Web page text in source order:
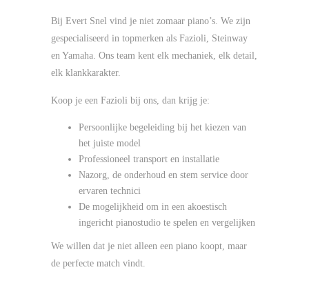
Bij Evert Snel vind je niet zomaar piano’s. We zijn
gespecialiseerd in topmerken als Fazioli, Steinway
en Yamaha. Ons team kent elk mechaniek, elk detail,
elk klankkarakter.
Koop je een Fazioli bij ons, dan krijg je:
Persoonlijke begeleiding bij het kiezen van
het juiste model
Professioneel transport en installatie
Nazorg, de onderhoud en stem service door
ervaren technici
De mogelijkheid om in een akoestisch
ingericht pianostudio te spelen en vergelijken
We willen dat je niet alleen een piano koopt, maar
de perfecte match vindt.